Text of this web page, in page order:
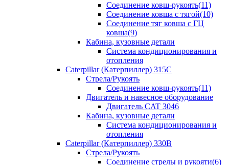
Соединение ковш-рукоять(11)
Соединение ковша с тягой(10)
Соединение тяг ковша с ГЦ
ковша(9)
Кабина, кузовные детали
Система кондиционирования и
отопления
Caterpillar (Катерпиллер) 315C
Стрела/Рукоять
Соединение ковш-рукоять(11)
Двигатель и навесное оборудование
Двигатель CAT 3046
Кабина, кузовные детали
Система кондиционирования и
отопления
Caterpillar (Катерпиллер) 330B
Стрела/Рукоять
Соединение стрелы и рукояти(6)